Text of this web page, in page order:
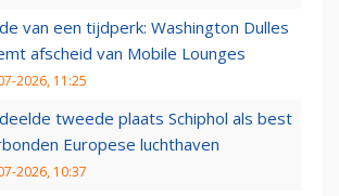
van een tijdperk: Washington Dulles
afscheid van Mobile Lounges
2026, 11:25
tweede plaats Schiphol als best
Europese luchthaven
2026, 10:37